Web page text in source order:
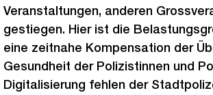
Veranstaltungen, anderen
gestiegen. Hier ist die
eine zeitnahe Kompensation der
Gesundheit der Polizistinnen und
Digitalisierung fehlen der